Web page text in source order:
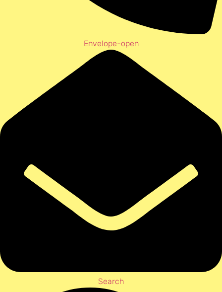
Envelope-open
Search